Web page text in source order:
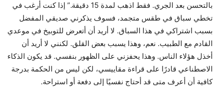
بالتحسن بعد الجري. فقط اذهب لمدة 15 دقيقة.” إذا كنت أرغب في
تخطي سباق في طقس متجمد، فسوف يذكرني صديقي المفضل
بسبب اشتراكي في هذا السباق. لا أريد أن أتعرض للتوبيخ في موعدي
القادم مع الطبيب. نعم، وهذا يسبب بعض القلق. لكنني لا أريد أن
أخذل هؤلاء الناس. وهذا يحفزني على الظهور بنفسي. قد يكون الذكاء
الاصطناعي قادرًا على قراءة مقاييسي، لكن ليس من الحكمة بدرجة
كافية أن أعرف متى قد أحتاج نفسيًا إلى دفعة أو استراحة.